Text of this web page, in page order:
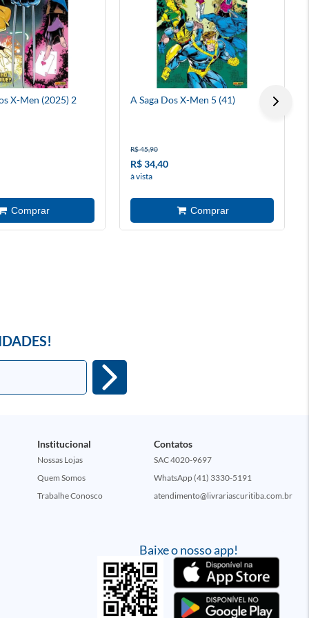
X-Men (2025) 2 A Saga Dos X-Men 5 (41)
R$ 45,90
R$ 34,40
à vista
Baixe o nosso app!
Institucional
Nossas Lojas
Quem Somos
Trabalhe Conosco
Contatos
SAC 4020-9697
WhatsApp (41) 3330-5191
atendimento@livrariascuritiba.com.br